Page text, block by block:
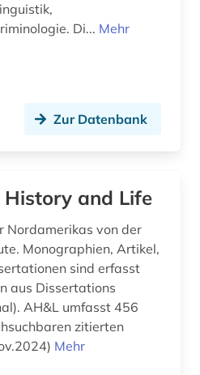
bauen im bestand (1)
Betriebswirtschaft, Kriminologie. Di... Mehr
Zur Datenbank
and Life
Nordamerikas von der
Monographien, Artikel,
sind erfasst
aus Dissertations
AH&L umfasst 456
zitierten
Mehr